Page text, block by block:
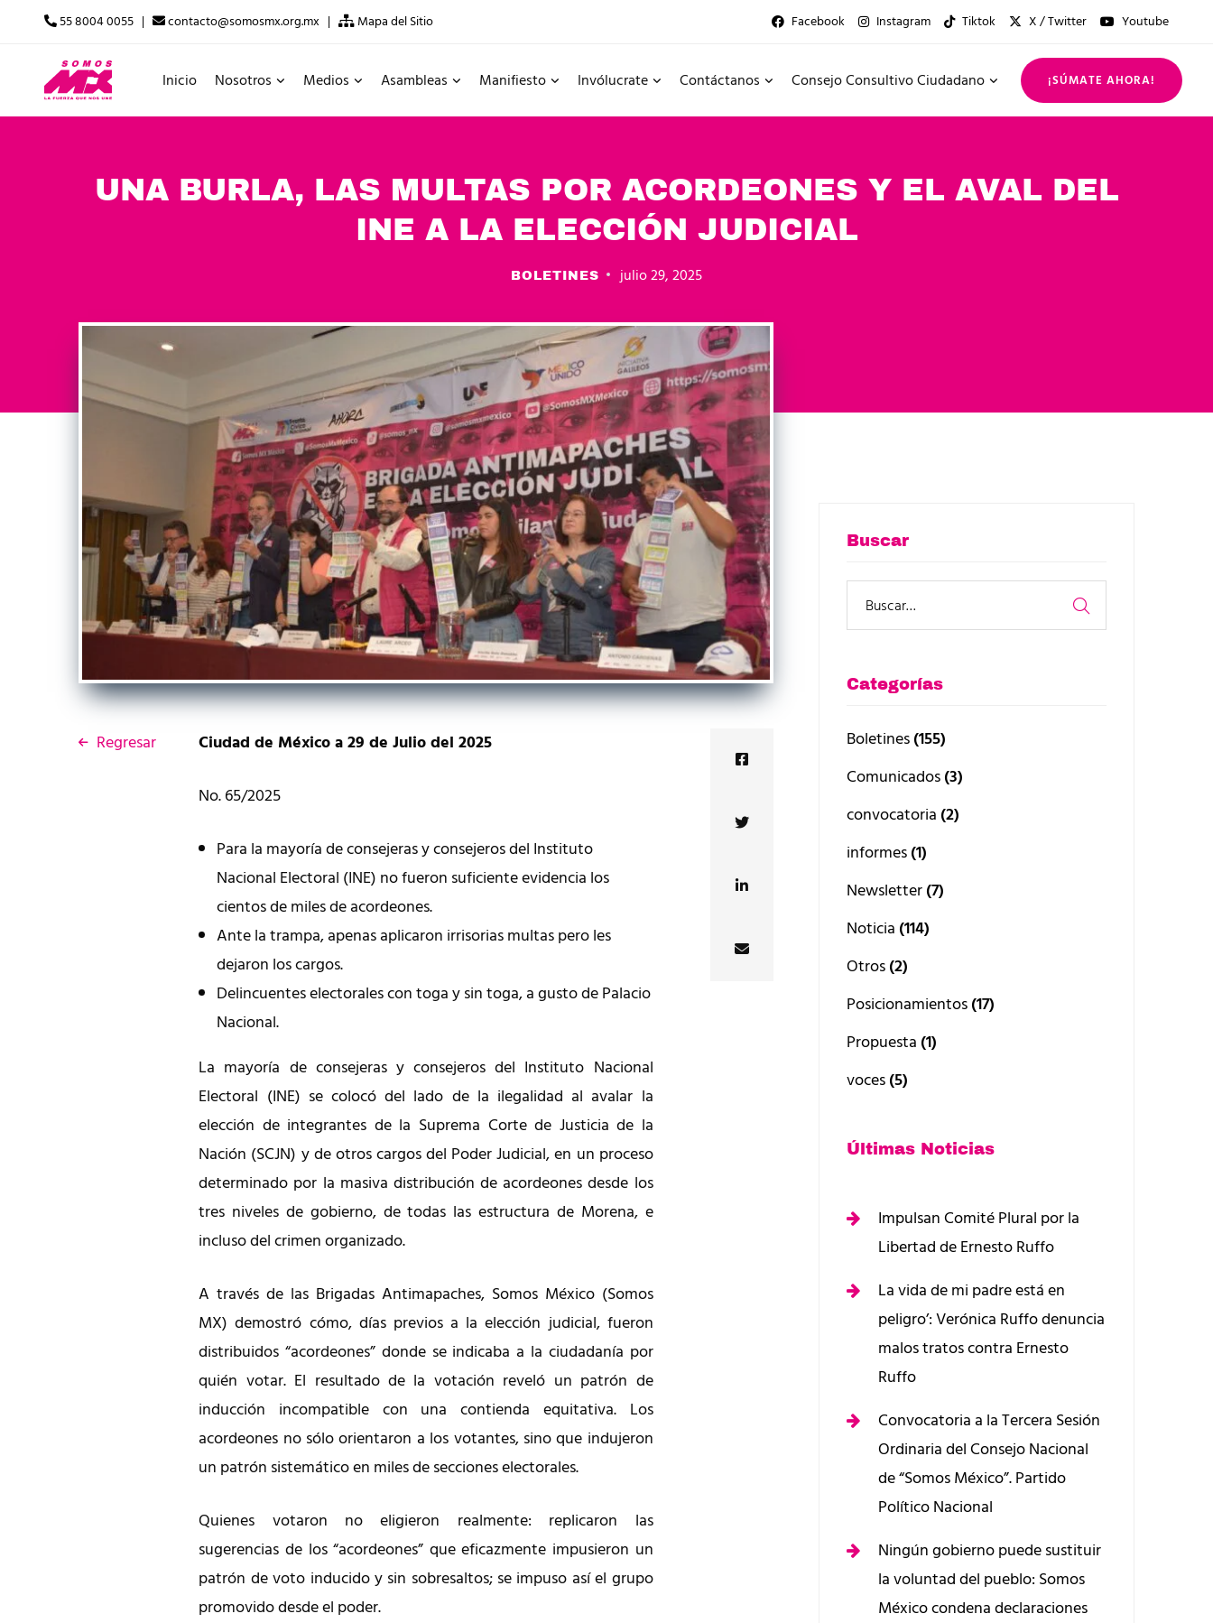
55 8004 0055 | contacto@somosmx.org.mx | Mapa del Sitio Facebook Instagram Tiktok X / Twitter Youtube
Inicio Nosotros Medios Asambleas Manifiesto Invólucrate Contáctanos Consejo Consultivo Ciudadano ¡SÚMATE AHORA!
UNA BURLA, LAS MULTAS POR ACORDEONES Y EL AVAL DEL
INE A LA ELECCIÓN JUDICIAL
BOLETINES julio 29, 2025
Regresar Ciudad de México a 29 de Julio del 2025
No. 65/2025
Para la mayoría de consejeras y consejeros del Instituto
Nacional Electoral (INE) no fueron suficiente evidencia los
cientos de miles de acordeones.
Ante la trampa, apenas aplicaron irrisorias multas pero les
dejaron los cargos.
Delincuentes electorales con toga y sin toga, a gusto de Palacio
Nacional.
La mayoría de consejeras y consejeros del Instituto Nacional
Electoral (INE) se colocó del lado de la ilegalidad al avalar la
elección de integrantes de la Suprema Corte de Justicia de la
Nación (SCJN) y de otros cargos del Poder Judicial, en un proceso
determinado por la masiva distribución de acordeones desde los
tres niveles de gobierno, de todas las estructura de Morena, e
incluso del crimen organizado.
A través de las Brigadas Antimapaches, Somos México (Somos
MX) demostró cómo, días previos a la elección judicial, fueron
distribuidos “acordeones” donde se indicaba a la ciudadanía por
quién votar. El resultado de la votación reveló un patrón de
inducción incompatible con una contienda equitativa. Los
acordeones no sólo orientaron a los votantes, sino que indujeron
un patrón sistemático en miles de secciones electorales.
Quienes votaron no eligieron realmente: replicaron las
sugerencias de los “acordeones” que eficazmente impusieron un
patrón de voto inducido y sin sobresaltos; se impuso así el grupo
promovido desde el poder.
Buscar
Categorías
Boletines(155)
Comunicados(3)
convocatoria (2)
informes(1)
Newsletter(7)
Noticia (114)
Otros(2)
Posicionamientos(17)
Propuesta (1)
voces(5)
Últimas Noticias
Impulsan Comité Plural por la
Libertad de Ernesto Ruffo
La vida de mi padre está en
peligro’: Verónica Ruffo denuncia
malos tratos contra Ernesto
Ruffo
Convocatoria a la Tercera Sesión
Ordinaria del Consejo Nacional
de “Somos México”. Partido
Político Nacional
Ningún gobierno puede sustituir
la voluntad del pueblo: Somos
México condena declaraciones